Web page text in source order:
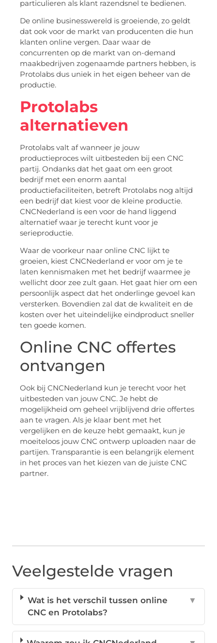
particulieren als klant razendsnel te bedienen.
De online businesswereld is groeiende, zo geldt
dat ook voor de markt van producenten die hun
klanten online vergen. Daar waar de
concurrenten op de markt van on-demand
maakbedrijven zogenaamde partners hebben, is
Protolabs dus uniek in het eigen beheer van de
productie.
Protolabs
alternatieven
Protolabs valt af wanneer je jouw
productieproces wilt uitbesteden bij een CNC
partij. Ondanks dat het gaat om een groot
bedrijf met een enorm aantal
productiefaciliteiten, betreft Protolabs nog altijd
een bedrijf dat kiest voor de kleine productie.
CNCNederland is een voor de hand liggend
alternatief waar je terecht kunt voor je
serieproductie.
Waar de voorkeur naar online CNC lijkt te
groeien, kiest CNCNederland er voor om je te
laten kennismaken met het bedrijf waarmee je
wellicht door zee zult gaan. Het gaat hier om een
persoonlijk aspect dat het onderlinge gevoel kan
versterken. Bovendien zal dat de kwaliteit en de
kosten over het uiteindelijke eindproduct sneller
ten goede komen.
Online CNC offertes
ontvangen
Ook bij CNCNederland kun je terecht voor het
uitbesteden van jouw CNC. Je hebt de
mogelijkheid om geheel vrijblijvend drie offertes
aan te vragen. Als je klaar bent met het
vergelijken en de keuze hebt gemaakt, kun je
moeiteloos jouw CNC ontwerp uploaden naar de
partijen. Transparantie is een belangrijk element
in het proces van het kiezen van de juiste CNC
partner.
Veelgestelde vragen
Wat is het verschil tussen online
CNC en Protolabs?
▼